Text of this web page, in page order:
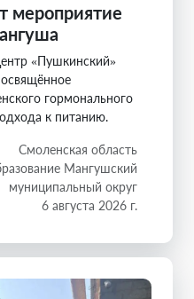
мероприятие
«Пушкинский»
гормонального
к питанию.
Смоленская область
Мангушский
муниципальный округ
6 августа 2026 г.